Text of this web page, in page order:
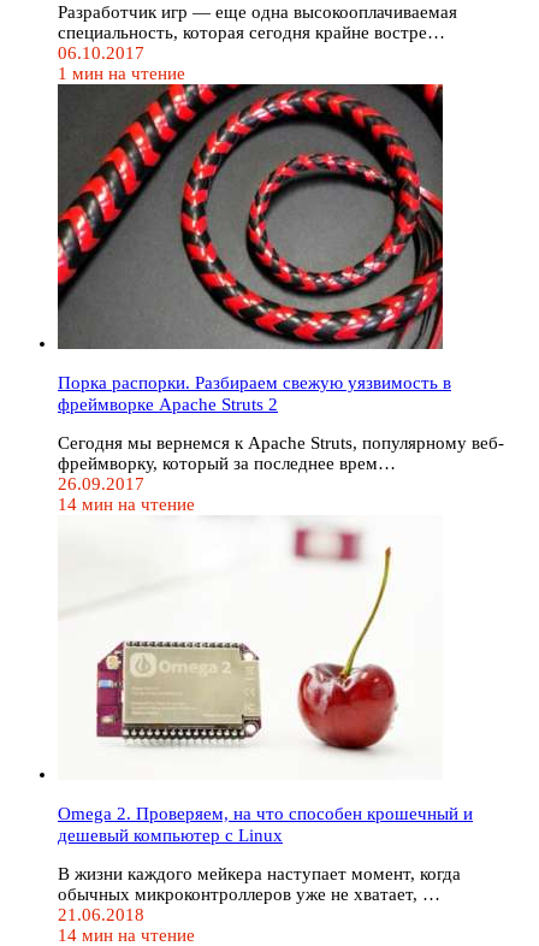
Разработчик игр — еще одна высокооплачиваемая
специальность, которая сегодня крайне востре…
06.10.2017
1 мин на чтение
Порка распорки. Разбираем свежую уязвимость в
фреймворке Apache Struts 2
Сегодня мы вернемся к Apache Struts, популярному веб-
фреймворку, который за последнее врем…
26.09.2017
14 мин на чтение
Omega 2. Проверяем, на что способен крошечный и
дешевый компьютер с Linux
В жизни каждого мейкера наступает момент, когда
обычных микроконтроллеров уже не хватает, …
21.06.2018
14 мин на чтение